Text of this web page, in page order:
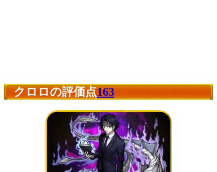
クロロの評価点163